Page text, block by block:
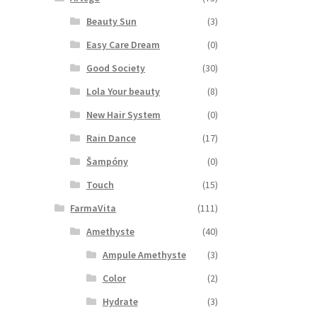
Beauty Sun
(3)
Easy Care Dream
(0)
Good Society
(30)
Lola Your beauty
(8)
New Hair System
(0)
Rain Dance
(17)
Šampóny
(0)
Touch
(15)
FarmaVita
(111)
Amethyste
(40)
Ampule Amethyste
(3)
Color
(2)
Hydrate
(3)